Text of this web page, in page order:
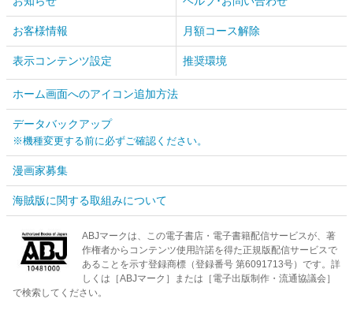
お客様情報 月額コース解除
表示コンテンツ設定 推奨環境
ホーム画面へのアイコン追加方法
データバックアップ
※機種変更する前に必ずご確認ください。
漫画家募集
海賊版に関する取組みについて
ABJマークは、この電子書店・電子書籍配信サービスが、著
作権者からコンテンツ使用許諾を得た正規版配信サービスで
あることを示す登録商標（登録番号 第6091713号）です。詳
しくは［ABJマーク］または［電子出版制作・流通協議会］
で検索してください。